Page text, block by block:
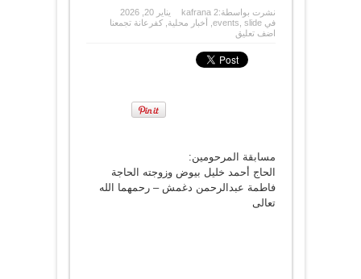
نشرت بواسطة:kafrana 2
يناير 20, 2026
في
events slide أخبار محلية ,كفرعانة تجمعنا
اضف تعليق
مسابقة المرحومين:
الحاج أحمد خليل بيوض وزوجته الحاجة
فاطمة عبدالرحمن دغمش – رحمهما الله
تعالى